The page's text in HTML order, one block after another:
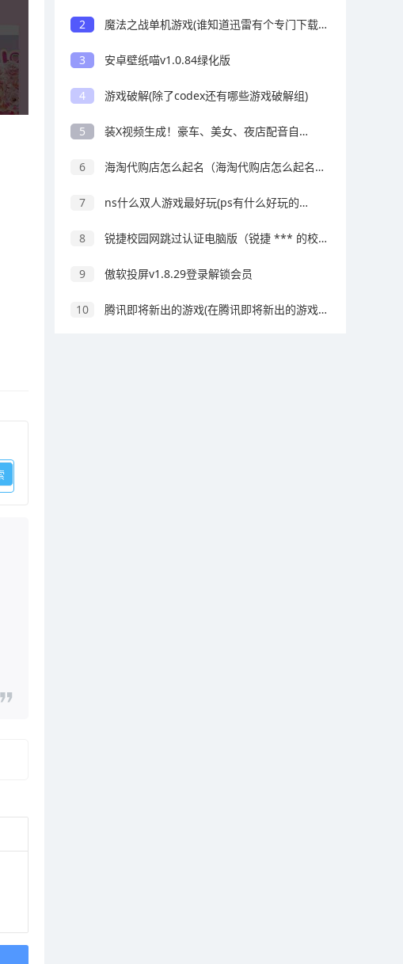
2 魔法之战单机游戏(谁知道迅雷有个专门下载单机游戏的网站)
3 安卓壁纸喵v1.0.84绿化版
4 游戏破解(除了codex还有哪些游戏破解组)
5 装X视频生成！豪车、美女、夜店配音自定义生成！
6 海淘代购店怎么起名（海淘代购店怎么起名？起名推荐丨达恩小二）
7 ns什么双人游戏最好玩(ps有什么好玩的双人游戏)
8 锐捷校园网跳过认证电脑版（锐捷 *** 的校园网）
9 傲软投屏v1.8.29登录解锁会员
10 腾讯即将新出的游戏(在腾讯即将新出的游戏中是2D的有横版2D)